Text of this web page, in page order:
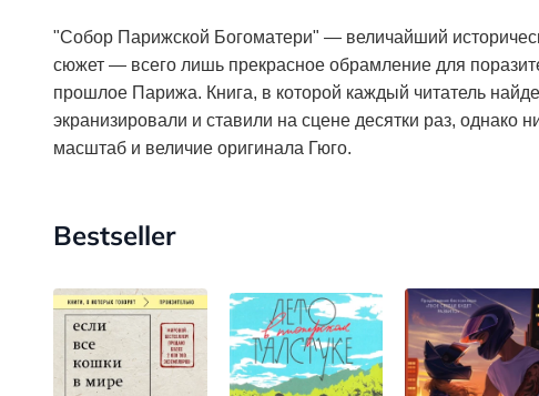
"Собор Парижской Богоматери" — величайший
сюжет — всего лишь прекрасное обрамление для
прошлое Парижа. Книга, в которой каждый читатель
экранизировали и ставили на сцене десятки раз, однако
масштаб и величие оригинала Гюго.
Bestseller